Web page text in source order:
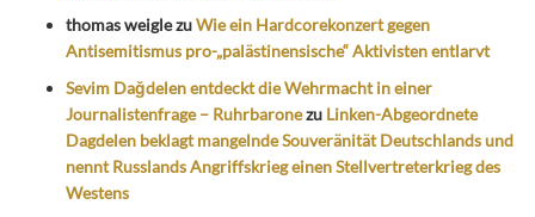
thomas weiglezuWie ein Hardcorekonzert gegen
Antisemitismus pro-„palästinensische“ Aktivisten entlarvt
Sevim Dağdelen entdeckt die Wehrmacht in einer
Journalistenfrage – Ruhrbaronezu Linken-Abgeordnete
Dagdelen beklagt mangelnde Souveränität Deutschlands und
nennt Russlands Angriffskrieg einen Stellvertreterkrieg des
Westens